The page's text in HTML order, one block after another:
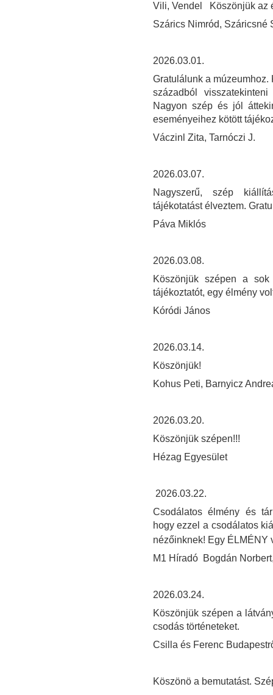
Vili, Vendel Köszönjük az
Szárics Nimród, Száricsné
2026.03.01.
Gratulálunk a
századból
Nagyon szép és jól
eseményeihez kötött
Váczinl Zita, Tarnóczi J.
2026.03.07.
Nagyszerű, szép
tájékotatást élveztem.
Páva Miklós
2026.03.08.
Köszönjük szépen a
tájékoztatót, egy élmény
Kóródi János
2026.03.14.
Köszönjük!
Kohus Peti, Barnyicz
2026.03.20.
Köszönjük szépen!!!
Hézag Egyesület
2026.03.22.
Csodálatos élmény és
hogy ezzel a csodálatos
nézőinknek! Egy ÉLMÉNY
M1 Híradó Bogdán
2026.03.24.
Köszönjük szépen a
csodás történeteket.
Csilla és Ferenc
Köszönö a bemutatást.